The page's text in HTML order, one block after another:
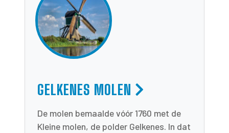
GELKENES MOLEN
De molen bemaalde vóór 1760 met de
Kleine molen, de polder Gelkenes. In dat